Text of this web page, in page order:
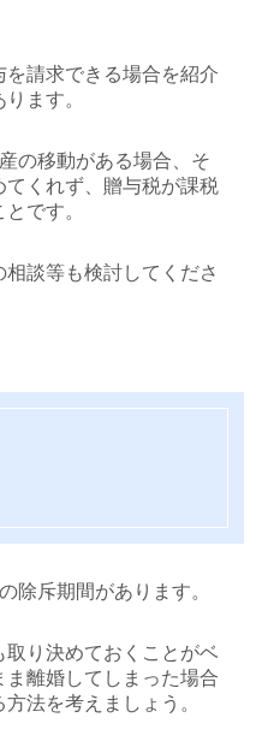
請求できる場合を紹介
ます。
の移動がある場合、そ
くれず、贈与税が課税
です。
談等も検討してくださ
除斥期間があります。
り決めておくことがベ
離婚してしまった場合
法を考えましょう。